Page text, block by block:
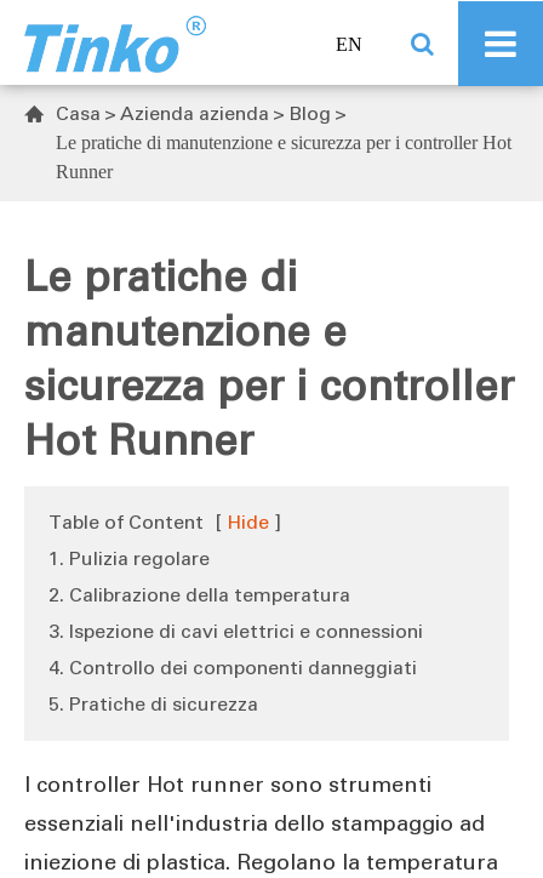
EN
 Casa Azienda azienda Blog
Le pratiche di manutenzione e sicurezza per i controller Hot
Runner
Le pratiche di
manutenzione e
sicurezza per i controller
Hot Runner
Table of Content [ Hide ]
1. Pulizia regolare
2. Calibrazione della temperatura
3. Ispezione di cavi elettrici e connessioni
4. Controllo dei componenti danneggiati
5. Pratiche di sicurezza
I controller Hot runner sono strumenti
essenziali nell'industria dello stampaggio ad
iniezione di plastica. Regolano la temperatura